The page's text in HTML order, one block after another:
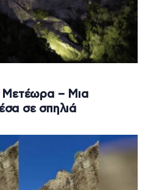
Μετέωρα – Μια
σε σπηλιά